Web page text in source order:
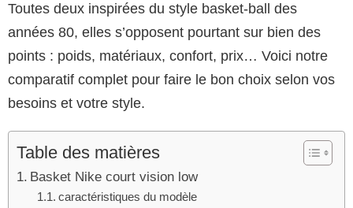
Toutes deux inspirées du style basket-ball des
années 80, elles s’opposent pourtant sur bien des
points : poids, matériaux, confort, prix… Voici notre
comparatif complet pour faire le bon choix selon vos
besoins et votre style.
Table des matières
Basket Nike court vision low
caractéristiques du modèle